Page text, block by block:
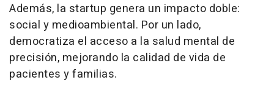
Además, la startup genera un impacto doble:
social y medioambiental. Por un lado,
democratiza el acceso a la salud mental de
precisión, mejorando la calidad de vida de
pacientes y familias.